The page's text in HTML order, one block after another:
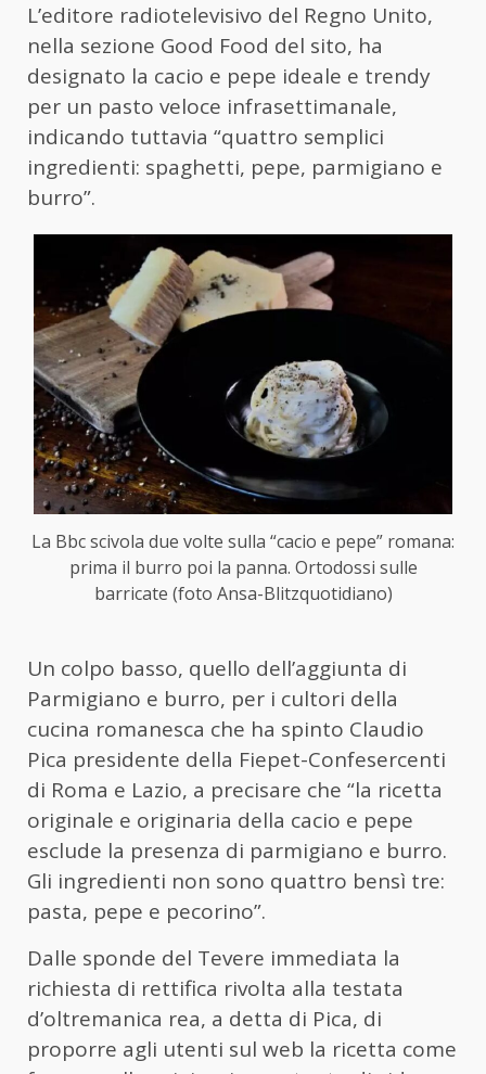
L’editore radiotelevisivo del Regno Unito,
nella sezione Good Food del sito, ha
designato la cacio e pepe ideale e trendy
per un pasto veloce infrasettimanale,
indicando tuttavia “quattro semplici
ingredienti: spaghetti, pepe, parmigiano e
burro”.
La Bbc scivola due volte sulla “cacio e pepe” romana:
prima il burro poi la panna. Ortodossi sulle
barricate (foto Ansa-Blitzquotidiano)
Un colpo basso, quello dell’aggiunta di
Parmigiano e burro, per i cultori della
cucina romanesca che ha spinto Claudio
Pica presidente della Fiepet-Confesercenti
di Roma e Lazio, a precisare che “la ricetta
originale e originaria della cacio e pepe
esclude la presenza di parmigiano e burro.
Gli ingredienti non sono quattro bensì tre:
pasta, pepe e pecorino”.
Dalle sponde del Tevere immediata la
richiesta di rettifica rivolta alla testata
d’oltremanica rea, a detta di Pica, di
proporre agli utenti sul web la ricetta come